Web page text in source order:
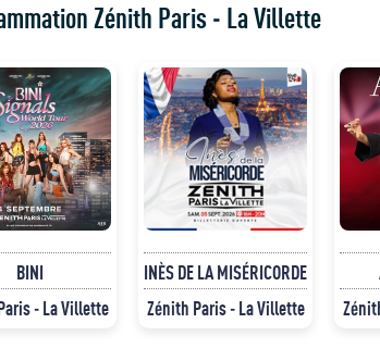
Zénith Paris - La Villette
BINI
- La Villette
INÈS DE LA MISÉRICORDE
Zénith Paris - La Villette